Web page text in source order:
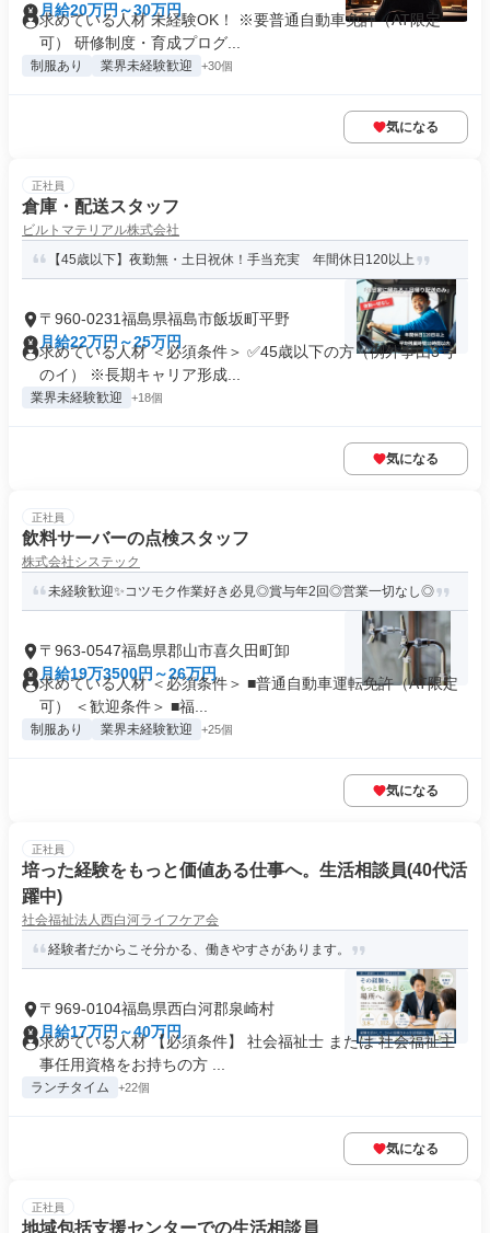
月給20万円～30万円
求めている人材 未経験OK！ ※要普通自動車免許（AT限定
可） 研修制度・育成プログ...
制服あり 業界未経験歓迎 +30個
気になる
正社員
倉庫・配送スタッフ
ビルトマテリアル株式会社
【45歳以下】夜勤無・土日祝休！手当充実 年間休日120以上
〒960-0231福島県福島市飯坂町平野
月給22万円～25万円
求めている人材 ＜必須条件＞ ✅45歳以下の方（例外事由3号
のイ） ※長期キャリア形成...
業界未経験歓迎 +18個
気になる
正社員
飲料サーバーの点検スタッフ
株式会社システック
未経験歓迎✨コツモク作業好き必見◎賞与年2回◎営業一切なし◎
〒963-0547福島県郡山市喜久田町卸
月給19万3500円～26万円
求めている人材 ＜必須条件＞ ■普通自動車運転免許（AT限定
可） ＜歓迎条件＞ ■福...
制服あり 業界未経験歓迎 +25個
気になる
正社員
培った経験をもっと価値ある仕事へ。生活相談員(40代活
躍中)
社会福祉法人西白河ライフケア会
経験者だからこそ分かる、働きやすさがあります。
〒969-0104福島県西白河郡泉崎村
月給17万円～40万円
求めている人材 【必須条件】 社会福祉士 または 社会福祉主
事任用資格をお持ちの方 ...
ランチタイム +22個
気になる
正社員
地域包括支援センターでの生活相談員